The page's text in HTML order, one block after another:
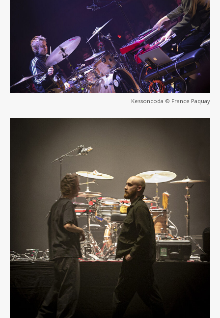
Kessoncoda © France Paquay